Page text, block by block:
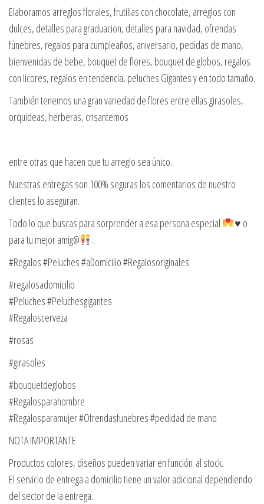
Elaboramos arreglos florales, frutillas con chocolate, arreglos con
dulces, detalles para graduacion, detalles para navidad, ofrendas
fúnebres, regalos para cumpleaños, aniversario, pedidas de mano,
bienvenidas de bebe, bouquet de flores, bouquet de globos, regalos
con licores, regalos en tendencia, peluches Gigantes y en todo tamaño.
También tenemos una gran variedad de flores entre ellas girasoles,
orquideas, herberas, crisantemos
entre otras que hacen que tu arreglo sea único.
Nuestras entregas son 100% seguras los comentarios de nuestro
clientes lo aseguran.
Todo lo que buscas para sorprender a esa persona especial
♥️ o
para tu mejor amig@
.
#Regalos #Peluches #aDomicilio #Regalosoriginales
#regalosadomicilio
#Peluches #Peluchesgigantes
#Regaloscerveza
#rosas
#girasoles
#bouquetdeglobos
#Regalosparahombre
#Regalosparamujer #Ofrendasfunebres #pedidad de mano
NOTA IMPORTANTE
Productos colores, diseños pueden variar en función al stock.
El servicio de entrega a domicilio tiene un valor adicional dependiendo
del sector de la entrega.